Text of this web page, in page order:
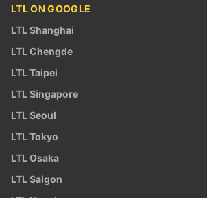
LTL ON GOOGLE
LTL Shanghai
LTL Chengde
LTL Taipei
LTL Singapore
LTL Seoul
LTL Tokyo
LTL Osaka
LTL Saigon